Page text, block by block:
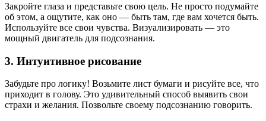
Закройте глаза и представьте свою цель. Не просто подумайте
об этом, а ощутите, как оно — быть там, где вам хочется быть.
Используйте все свои чувства. Визуализировать — это
мощный двигатель для подсознания.
3. Интуитивное рисование
Забудьте про логику! Возьмите лист бумаги и рисуйте все, что
приходит в голову. Это удивительный способ выявить свои
страхи и желания. Позвольте своему подсознанию говорить.